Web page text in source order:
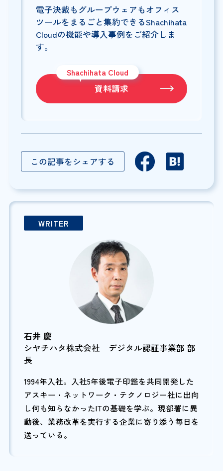
電子決裁もグループウェアもオフィス
ツールをまるごと集約できるShachihata
Cloudの機能や導入事例をご紹介しま
す。
Shachihata Cloud
資料請求
この記事をシェアする
WRITER
石井 慶
シヤチハタ株式会社 デジタル認証事業部 部
長
1994年入社。入社5年後電子印鑑を共同開発した
アスキー・ネットワーク・テクノロジー社に出向
し何も知らなかったITの基礎を学ぶ。現部署に異
動後、業務改革を実行する企業に寄り添う毎日を
送っている。